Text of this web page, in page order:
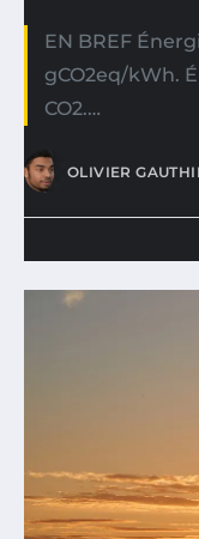
EN BREF
gCO2eq/kWh.
CO2.…
OLIVIER